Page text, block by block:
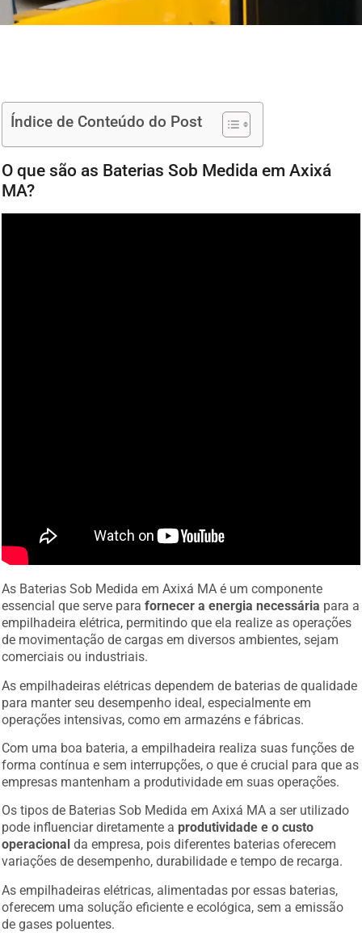
Índice de Conteúdo do Post
O que são as Baterias Sob Medida em Axixá
MA?
As Baterias Sob Medida em Axixá MA é um componente
essencial que serve parafornecer a energia necessária para a
empilhadeira elétrica, permitindo que ela realize as operações
de movimentação de cargas em diversos ambientes, sejam
comerciais ou industriais.
As empilhadeiras elétricas dependem de baterias de qualidade
para manter seu desempenho ideal, especialmente em
operações intensivas, como em armazéns e fábricas.
Com uma boa bateria, a empilhadeira realiza suas funções de
forma contínua e sem interrupções, o que é crucial para que as
empresas mantenham a produtividade em suas operações.
Os tipos de Baterias Sob Medida em Axixá MA a ser utilizado
pode influenciar diretamente a produtividade e o custo
operacional da empresa, pois diferentes baterias oferecem
variações de desempenho, durabilidade e tempo de recarga.
As empilhadeiras elétricas, alimentadas por essas baterias,
oferecem uma solução eficiente e ecológica, sem a emissão
de gases poluentes.